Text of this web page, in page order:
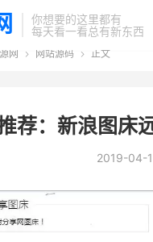
你想要的这里都有
每天看一看总有新东西
网  网站源码  正文
荐：新浪图床
2019-04-